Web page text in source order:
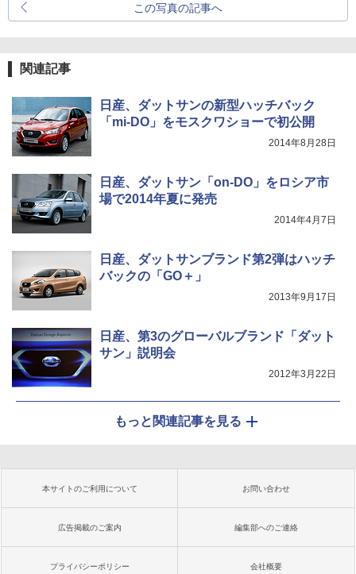
この写真の記事へ
関連記事
日産、ダットサンの新型ハッチバック
「mi-DO」をモスクワショーで初公開
2014年8月28日
日産、ダットサン「on-DO」をロシア市
場で2014年夏に発売
2014年4月7日
日産、ダットサンブランド第2弾はハッチ
バックの「GO＋」
2013年9月17日
日産、第3のグローバルブランド「ダット
サン」説明会
2012年3月22日
もっと関連記事を見る
本サイトのご利用について お問い合わせ
広告掲載のご案内 編集部へのご連絡
プライバシーポリシー 会社概要